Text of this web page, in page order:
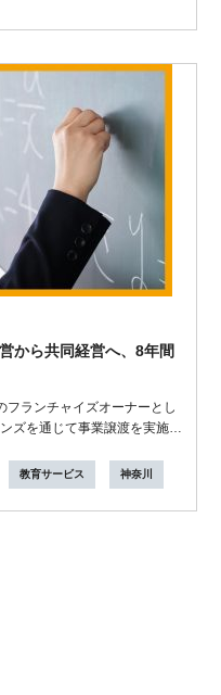
から共同経営へ、8年間
フランチャイズオーナーとし
ズを通じて事業譲渡を実施
教育サービス 神奈川